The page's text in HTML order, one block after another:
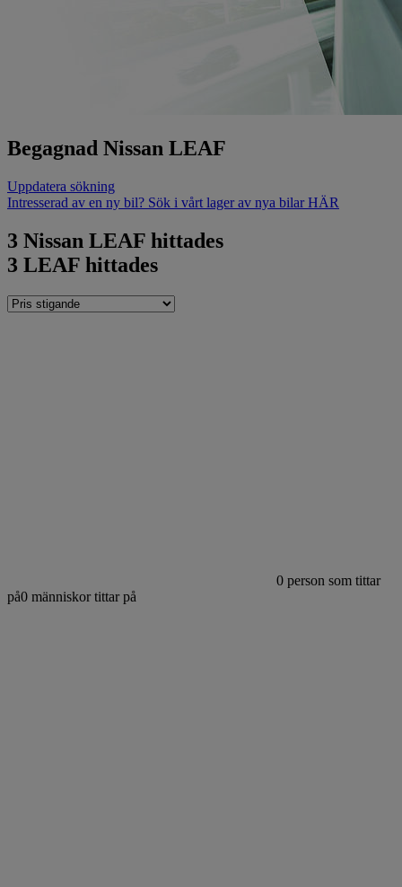
Begagnad Nissan LEAF
Uppdatera sökning
Intresserad av en ny bil? Sök i vårt lager av nya bilar HÄR
3 Nissan LEAF hittades
3 LEAF hittades
0 person som tittar
på0 människor tittar på